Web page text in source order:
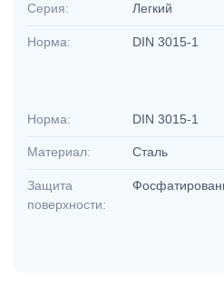
Серия: Легкий
Норма: DIN 3015-1
Норма: DIN 3015-1
Материал: Сталь
Защита
поверхности: